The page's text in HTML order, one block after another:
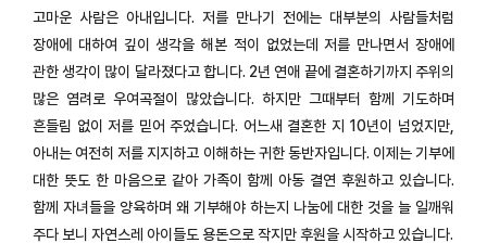
고마운 사람은 아내입니다. 저를 만나기 전에는 대부분의 사람들처럼
장애에 대하여 깊이 생각을 해본 적이 없었는데 저를 만나면서 장애에
관한 생각이 많이 달라졌다고 합니다. 2년 연애 끝에 결혼하기까지 주위의
많은 염려로 우여곡절이 많았습니다. 하지만 그때부터 함께 기도하며
흔들림 없이 저를 믿어 주었습니다. 어느새 결혼한 지 10년이 넘었지만,
아내는 여전히 저를 지지하고 이해하는 귀한 동반자입니다. 이제는 기부에
대한 뜻도 한 마음으로 같아 가족이 함께 아동 결연 후원하고 있습니다.
함께 자녀들을 양육하며 왜 기부해야 하는지 나눔에 대한 것을 늘 일깨워
주다 보니 자연스레 아이들도 용돈으로 작지만 후원을 시작하고 있습니다.